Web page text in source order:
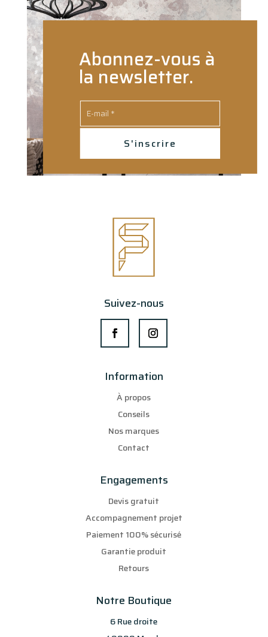
Abonnez-vous à
la newsletter.
S'inscrire
Suivez-nous
Information
À propos
Conseils
Nos marques
Contact
Engagements
Devis gratuit
Accompagnement projet
Paiement 100% sécurisé
Garantie produit
Retours
Notre Boutique
6 Rue droite